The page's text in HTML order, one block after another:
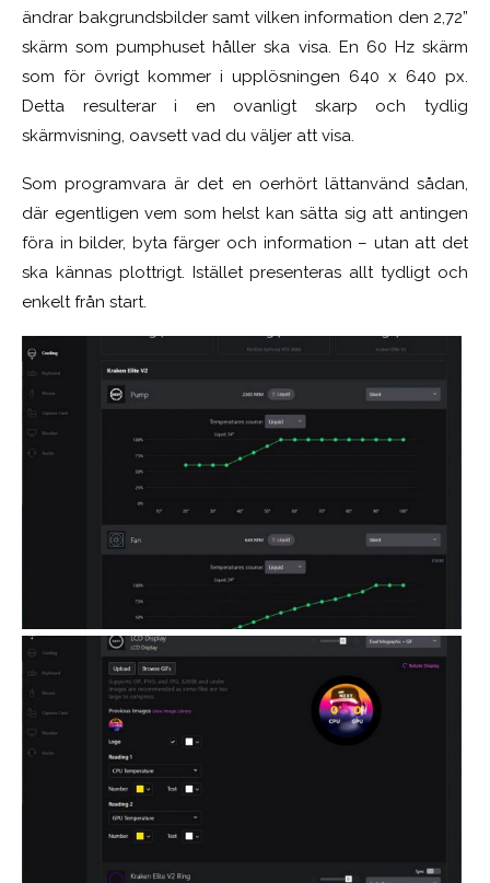
ändrar bakgrundsbilder samt vilken information den 2,72”
skärm som pumphuset håller ska visa. En 60 Hz skärm
som för övrigt kommer i upplösningen 640 x 640 px.
Detta resulterar i en ovanligt skarp och tydlig
skärmvisning, oavsett vad du väljer att visa.
Som programvara är det en oerhört lättanvänd sådan,
där egentligen vem som helst kan sätta sig att antingen
föra in bilder, byta färger och information – utan att det
ska kännas plottrigt. Istället presenteras allt tydligt och
enkelt från start.